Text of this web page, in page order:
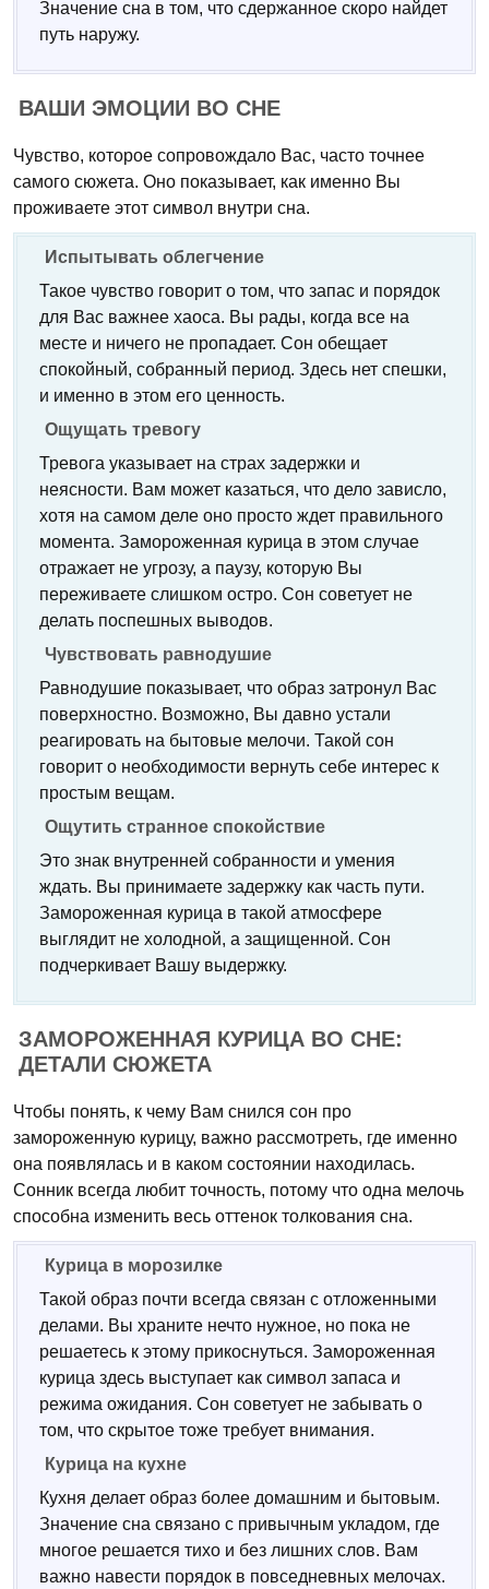
Значение сна в том, что сдержанное скоро найдет
путь наружу.
ВАШИ ЭМОЦИИ ВО СНЕ
Чувство, которое сопровождало Вас, часто точнее
самого сюжета. Оно показывает, как именно Вы
проживаете этот символ внутри сна.
Испытывать облегчение
Такое чувство говорит о том, что запас и порядок
для Вас важнее хаоса. Вы рады, когда все на
месте и ничего не пропадает. Сон обещает
спокойный, собранный период. Здесь нет спешки,
и именно в этом его ценность.
Ощущать тревогу
Тревога указывает на страх задержки и
неясности. Вам может казаться, что дело зависло,
хотя на самом деле оно просто ждет правильного
момента. Замороженная курица в этом случае
отражает не угрозу, а паузу, которую Вы
переживаете слишком остро. Сон советует не
делать поспешных выводов.
Чувствовать равнодушие
Равнодушие показывает, что образ затронул Вас
поверхностно. Возможно, Вы давно устали
реагировать на бытовые мелочи. Такой сон
говорит о необходимости вернуть себе интерес к
простым вещам.
Ощутить странное спокойствие
Это знак внутренней собранности и умения
ждать. Вы принимаете задержку как часть пути.
Замороженная курица в такой атмосфере
выглядит не холодной, а защищенной. Сон
подчеркивает Вашу выдержку.
ЗАМОРОЖЕННАЯ КУРИЦА ВО СНЕ:
ДЕТАЛИ СЮЖЕТА
Чтобы понять, к чему Вам снился сон про
замороженную курицу, важно рассмотреть, где именно
она появлялась и в каком состоянии находилась.
Сонник всегда любит точность, потому что одна мелочь
способна изменить весь оттенок толкования сна.
Курица в морозилке
Такой образ почти всегда связан с отложенными
делами. Вы храните нечто нужное, но пока не
решаетесь к этому прикоснуться. Замороженная
курица здесь выступает как символ запаса и
режима ожидания. Сон советует не забывать о
том, что скрытое тоже требует внимания.
Курица на кухне
Кухня делает образ более домашним и бытовым.
Значение сна связано с привычным укладом, где
многое решается тихо и без лишних слов. Вам
важно навести порядок в повседневных мелочах.